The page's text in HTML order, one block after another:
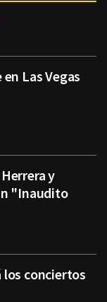
Las Vegas
y
"Inaudito
los conciertos